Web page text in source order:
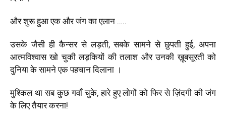
और शुरू हुआ एक और जंग का एलान …..
उसके जैसी ही कैन्सर से लड़ती, सबके सामने से छुपती हुई, अपना
आत्मविश्वास खो चुकी लड़कियों की तलाश और उनकी ख़ूबसूरती को
दुनिया के सामने एक पहचान दिलाना ।
मुश्किल था सब कुछ गवाँ चुके, हारे हुए लोगों को फिर से ज़िंदगी की जंग
के लिए तैयार करना!